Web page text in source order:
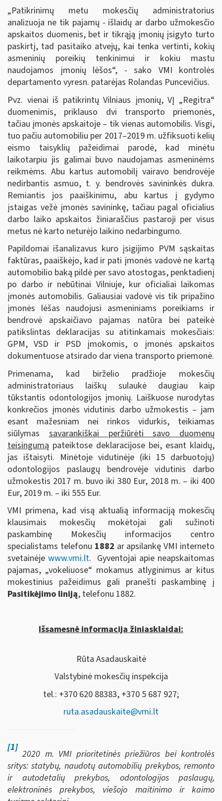
„Patikrinimų metu mokesčių administratorius
analizuoja ne tik pajamų - išlaidų ar darbo užmokesčio
apskaitos duomenis, bet ir tikrąją įmonių įsigyto turto
paskirtį, tad pasitaiko atvejų, kai tenka vertinti, kokių
asmeninių poreikių tenkinimui ir kokiu mastu
naudojamos įmonių lėšos“, - sako VMI kontrolės
departamento vyresn. patarėjas Rolandas Puncevičius.
Pvz. vienai iš patikrintų Vilniaus įmonių, VĮ „Regitra“
duomenimis, priklauso dvi transporto priemonės,
tačiau įmonės apskaitoje – tik vienas automobilis. Visgi,
tuo pačiu automobiliu per 2017–2019 m. užfiksuoti kelių
eismo taisyklių pažeidimai parodė, kad minėtu
laikotarpiu jis galimai buvo naudojamas asmeninėms
reikmėms. Abu kartus automobilį vairavo bendrovėje
nedirbantis asmuo, t. y. bendrovės savininkės dukra.
Remiantis jos paaiškinimu, abu kartus į gydymo
įstaigas vežė įmonės savininkę, tačiau pagal oficialius
darbo laiko apskaitos žiniaraščius pastaroji per visus
metus nė karto neturėjo laikino nedarbingumo.
Papildomai išanalizavus kuro įsigijimo PVM sąskaitas
faktūras, paaiškėjo, kad ir pati įmonės vadovė ne kartą
automobilio baką pildė per savo atostogas, penktadienį
po darbo ir nebūtinai Vilniuje, kur oficialiai laikomas
įmonės automobilis. Galiausiai vadovė vis tik pripažino
įmonės lėšas naudojusi asmeniniams poreikiams ir
bendrovė apskaičiavo pajamas natūra bei pateikė
patikslintas deklaracijas su atitinkamais mokesčiais:
GPM, VSD ir PSD įmokomis, o įmonės apskaitos
dokumentuose atsirado dar viena transporto priemonė.
Primenama, kad birželio pradžioje mokesčių
administratoriaus laiškų sulaukė daugiau kaip
tūkstantis odontologijos įmonių. Laiškuose nurodytas
konkrečios įmonės vidutinis darbo užmokestis – jam
esant mažesniam nei rinkos vidurkis, teikiamas
siūlymas savarankiškai peržiūrėti savo duomenų
teisingumą pateiktose deklaracijose bei, esant klaidų,
jas ištaisyti. Minėtoje vidutinėje (iki 15 darbuotojų)
odontologijos paslaugų bendrovėje vidutinis darbo
užmokestis 2017 m. buvo iki 380 Eur, 2018 m. – iki 400
Eur, 2019 m. – iki 555 Eur.
VMI primena, kad visą aktualią informaciją mokesčių
klausimais mokesčių mokėtojai gali sužinoti
paskambinę Mokesčių informacijos centro
specialistams telefonu 1882 ar apsilankę VMI interneto
svetainėje www.vmi.lt. Gyventojai apie neapskaitomas
pajamas, „vokeliuose“ mokamus atlyginimus ar kitus
mokestinius pažeidimus gali pranešti paskambinę į
Pasitikėjimo liniją, telefonu 1882.
Išsamesnė informacija žiniasklaidai:
Rūta Asadauskaitė
Valstybinė mokesčių inspekcija
tel.: +370 620 88383, +370 5 687 927;
ruta.asadauskaite@vmi.lt
[1]
2020 m. VMI prioritetinės priežiūros bei kontrolės
sritys: statybų, naudotų automobilių prekybos, remonto
ir autodetalių prekybos, odontologijos paslaugų,
elektroninės prekybos, viešojo maitinimo ir kaimo